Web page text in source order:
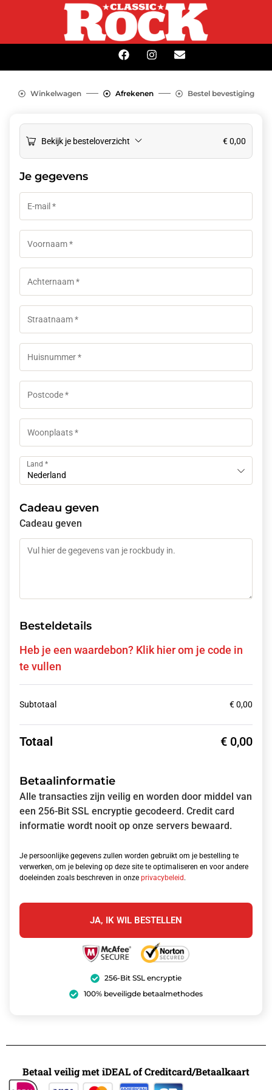
Winkelwagen Afrekenen Bestel bevestiging
Bekijk je besteloverzicht €0,00
Je gegevens
Land *
Nederland
Cadeau geven
Cadeau geven
Besteldetails
Heb je een waardebon? Klik hier om je code in
te vullen
Subtotaal €0,00
Totaal € 0,00
Betaalinformatie
Alle transacties zijn veilig en worden door middel van
een 256-Bit SSL encryptie gecodeerd. Credit card
informatie wordt nooit op onze servers bewaard.
Je persoonlijke gegevens zullen worden gebruikt om je bestelling te
verwerken, om je beleving op deze site te optimaliseren en voor andere
doeleinden zoals beschreven in onze privacybeleid .
JA, IK WIL BESTELLEN
256-Bit SSL encryptie
100% beveiligde betaalmethodes
Betaal veilig met iDEAL of Creditcard/Betaalkaart